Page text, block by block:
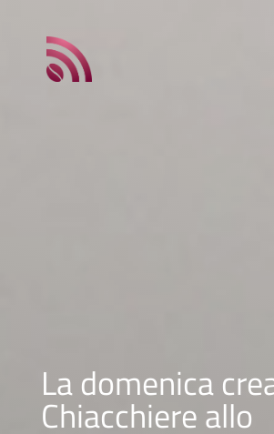
La domenica
Chiacchiere allo